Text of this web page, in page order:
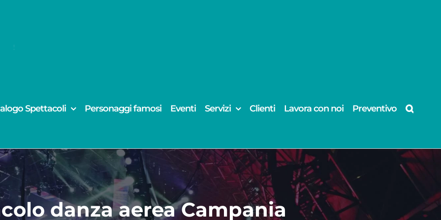
Spettacoli Personaggi famosi Eventi Servizi Clienti Lavora con noi Preventivo
danza aerea Campania